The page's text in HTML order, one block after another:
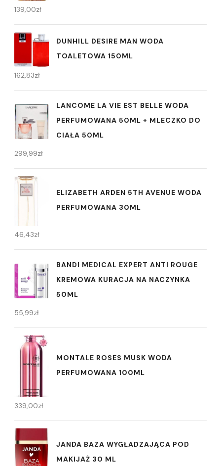
139,00zł
DUNHILL DESIRE MAN WODA
TOALETOWA 150ML
162,83zł
LANCOME LA VIE EST BELLE WODA
PERFUMOWANA 50ML + MLECZKO DO
CIAŁA 50ML
299,99zł
ELIZABETH ARDEN 5TH AVENUE WODA
PERFUMOWANA 30ML
46,43zł
BANDI MEDICAL EXPERT ANTI ROUGE
KREMOWA KURACJA NA NACZYNKA
50ML
55,99zł
MONTALE ROSES MUSK WODA
PERFUMOWANA 100ML
339,00zł
JANDA BAZA WYGŁADZAJĄCA POD
MAKIJAŻ 30 ML